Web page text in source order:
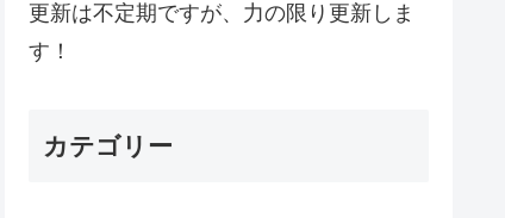
更新は不定期ですが、力の限り更新しま
す！
カテゴリー